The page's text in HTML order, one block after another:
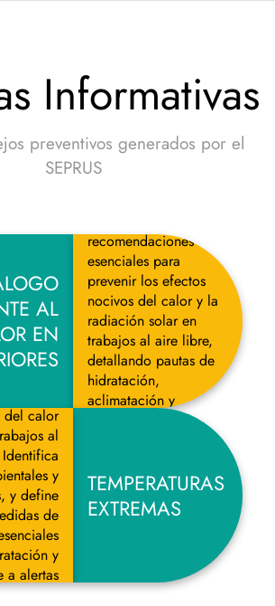
Informativas
preventivos generados por el
SEPRUS
AL
EN
recomendaciones
esenciales para
prevenir los efectos
nocivos del calor y la
radiación solar en
trabajos al aire libre,
detallando pautas de
hidratación,
aclimatación y
TEMPERATURAS
EXTREMAS
los
del calor
al
y
y define
de
y
a alertas
AEMET.